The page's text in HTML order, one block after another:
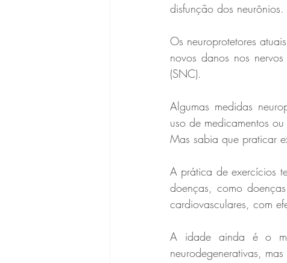
disfunção dos neurônios.
Os neuroprotetores
novos danos nos
(SNC).
Algumas medidas
uso de medicamentos
Mas sabia que praticar
A prática de exercícios
doenças, como
cardiovasculares, com
A idade ainda é o
neurodegenerativas,